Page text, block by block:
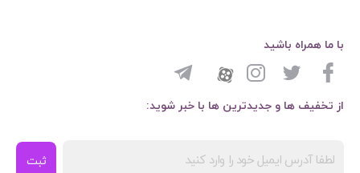
از تخفیف ها و جدیدترین ها با خبر شوید:
ثبت
با ما همراه باشید